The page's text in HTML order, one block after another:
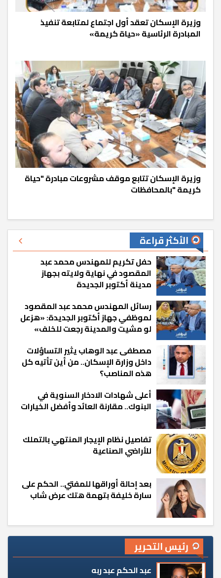
وزيرة الإسكان تعقد أول اجتماع لمتابعة تنفيذ
المبادرة الرئاسية «حياة كريمة»
وزيرة الإسكان تتابع موقف مشروعات مبادرة "حياة
كريمة "بالمحافظات
الأكثر قراءة
حفل تكريم للمهندس محمد عبد
المقصود في نهاية ولايته بجهاز
مدينة أكتوبر الجديدة
رسائل المهندس محمد عبد المقصود
لموظفي جهاز أكتوبر الجديدة: «هزعل
لو مشيت والمدينة رجعت للخلف»
مصطفى عبد الوهاب يثير التساؤلات
داخل وزارة الإسكان.. من أين تأتيه كل
هذه المناصب؟
أعلى شهادات الادخار السنوية في
البنوك.. مقارنة العائد وأفضل الخيارات
تفاصيل نظام الإيجار المنتهي بالتملك
للأراضي الصناعية
بعد إحالة أوراقها للمفتي.. الحكم على
سارة خليفة بتهمة هتك عرض شاب
رئيس التحرير
عبد الحكم عبد ربه